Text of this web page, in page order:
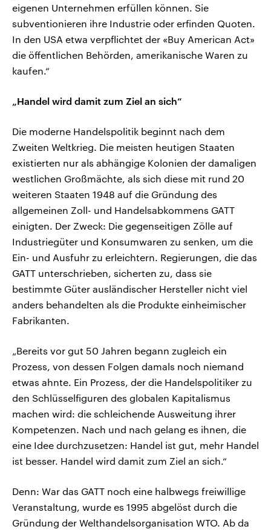
eigenen Unternehmen erfüllen können. Sie
subventionieren ihre Industrie oder erfinden Quoten.
In den USA etwa verpflichtet der «Buy American Act»
die öffentlichen Behörden, amerikanische Waren zu
kaufen.“
„Handel wird damit zum Ziel an sich“
Die moderne Handelspolitik beginnt nach dem
Zweiten Weltkrieg. Die meisten heutigen Staaten
existierten nur als abhängige Kolonien der damaligen
westlichen Großmächte, als sich diese mit rund 20
weiteren Staaten 1948 auf die Gründung des
allgemeinen Zoll- und Handelsabkommens GATT
einigten. Der Zweck: Die gegenseitigen Zölle auf
Industriegüter und Konsumwaren zu senken, um die
Ein- und Ausfuhr zu erleichtern. Regierungen, die das
GATT unterschrieben, sicherten zu, dass sie
bestimmte Güter ausländischer Hersteller nicht viel
anders behandelten als die Produkte einheimischer
Fabrikanten.
„Bereits vor gut 50 Jahren begann zugleich ein
Prozess, von dessen Folgen damals noch niemand
etwas ahnte. Ein Prozess, der die Handelspolitiker zu
den Schlüsselfiguren des globalen Kapitalismus
machen wird: die schleichende Ausweitung ihrer
Kompetenzen. Nach und nach gelang es ihnen, die
eine Idee durchzusetzen: Handel ist gut, mehr Handel
ist besser. Handel wird damit zum Ziel an sich.“
Denn: War das GATT noch eine halbwegs freiwillige
Veranstaltung, wurde es 1995 abgelöst durch die
Gründung der Welthandelsorganisation WTO. Ab da